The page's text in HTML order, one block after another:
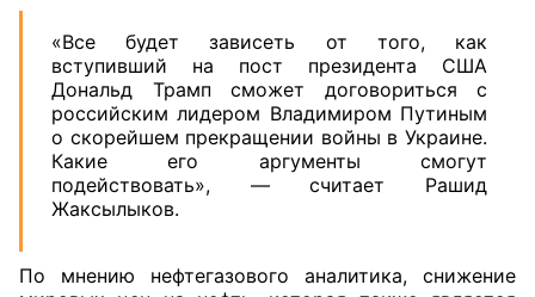
«Все будет зависеть от того, как
вступивший на пост президента США
Дональд Трамп сможет договориться с
российским лидером Владимиром Путиным
о скорейшем прекращении войны в Украине.
Какие его аргументы смогут
подействовать», — считает Рашид
Жаксылыков.
По мнению нефтегазового аналитика, снижение